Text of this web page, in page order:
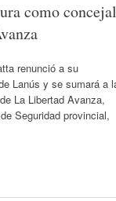
como concejal
renunció a su
Lanús y se sumará a
La Libertad Avanza,
Seguridad provincial,